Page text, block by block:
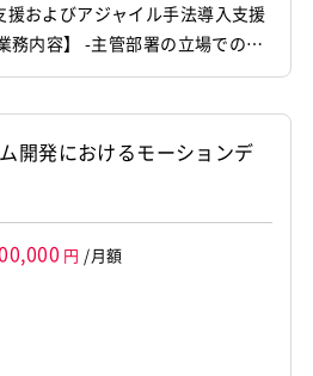
およびアジャイル手法導入支援
務内容】 -主管部署の立場でのプ
デザインチームとの協業・調整 -
援・育成（コーチング/メンタ
開発におけるモーションデ
円 /月額